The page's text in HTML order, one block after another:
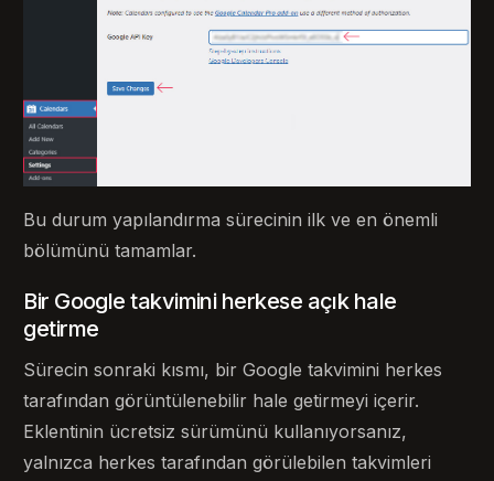
Bu durum yapılandırma sürecinin ilk ve en önemli
bölümünü tamamlar.
Bir Google takvimini herkese açık hale
getirme
Sürecin sonraki kısmı, bir Google takvimini herkes
tarafından görüntülenebilir hale getirmeyi içerir.
Eklentinin ücretsiz sürümünü kullanıyorsanız,
yalnızca herkes tarafından görülebilen takvimleri